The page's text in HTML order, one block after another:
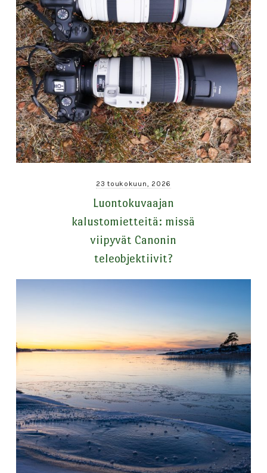
23 toukokuun, 2026
Luontokuvaajan
kalustomietteitä: missä
viipyvät Canonin
teleobjektiivit?